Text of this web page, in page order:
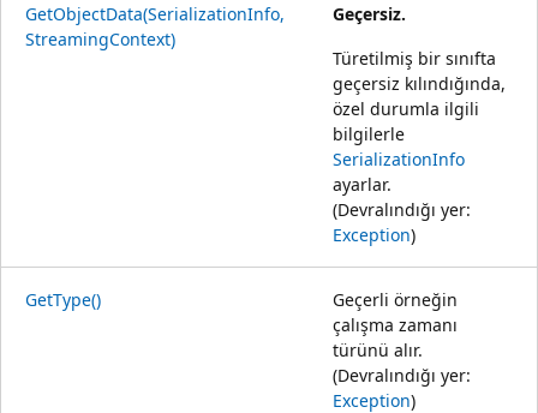
GetObjectData(SerializationInfo,
StreamingContext)
Geçersiz.
Türetilmiş bir sınıfta
geçersiz kılındığında,
özel durumla ilgili
bilgilerle
SerializationInfo
ayarlar.
(Devralındığı yer:
Exception)
GetType()
Geçerli örneğin
çalışma zamanı
türünü alır.
(Devralındığı yer:
Exception)